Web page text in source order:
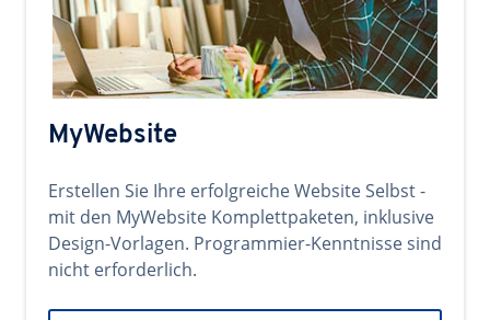
MyWebsite
Erstellen Sie Ihre erfolgreiche Website Selbst -
mit den MyWebsite Komplettpaketen, inklusive
Design-Vorlagen. Programmier-Kenntnisse sind
nicht erforderlich.